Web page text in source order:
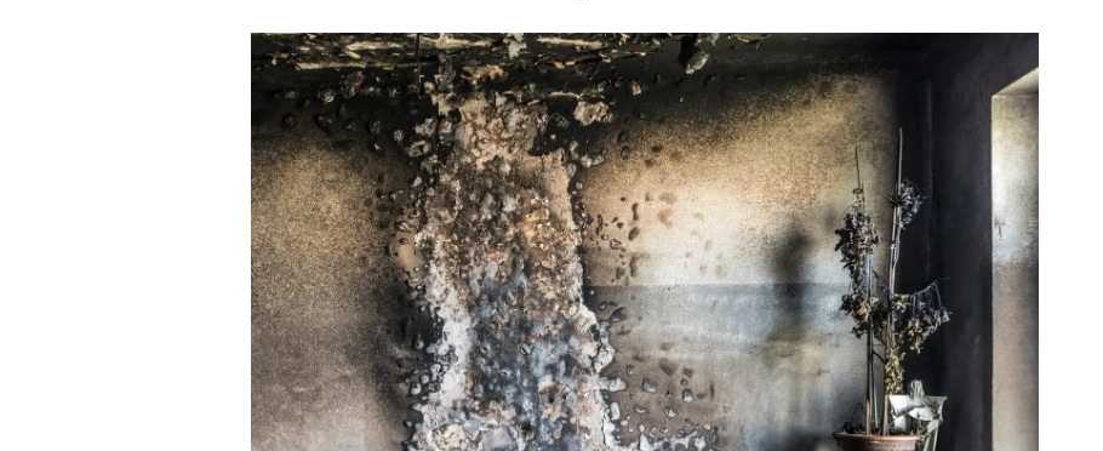
ฝรั่งเศส
ไอร์แลนด์
อิตาลี
เนเธอร์แลนด์
นอร์เวย์
สวีเดน
อังกฤษ
โปแลนด์
สเปน
อิสราเอล
ตุรกี
ความเสียหายจากภัยธรรมชาติ